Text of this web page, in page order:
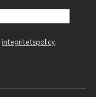
integritetspolicy.